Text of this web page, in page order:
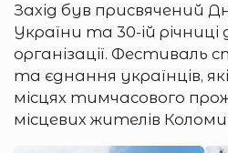
Захід був присвячений
України та 30-ій річниці
організації. Фестиваль
та єднання українців,
місцях тимчасового
місцевих жителів